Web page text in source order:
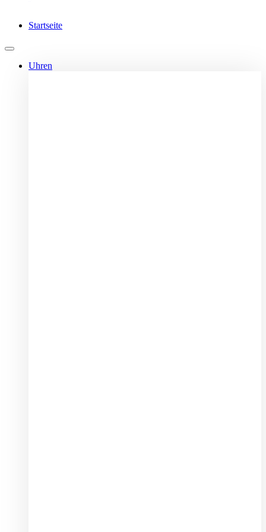
Startseite
Uhren